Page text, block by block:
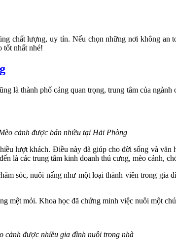
chất lượng, uy tín. Nếu chọn những nơi không an
tốt nhất nhé!
là thành phố cảng quan trọng, trung tâm của
cảnh được bán nhiều tại Hải Phòng
lượt khách. Điều này đã giúp cho đời sống và
là các trung tâm kinh doanh thú cưng, mèo cảnh,
sóc, nuôi nấng như một loại thành viên trong gia
mệt mỏi. Khoa học đã chứng minh việc nuôi một
cảnh được nhiều gia đình nuôi trong nhà